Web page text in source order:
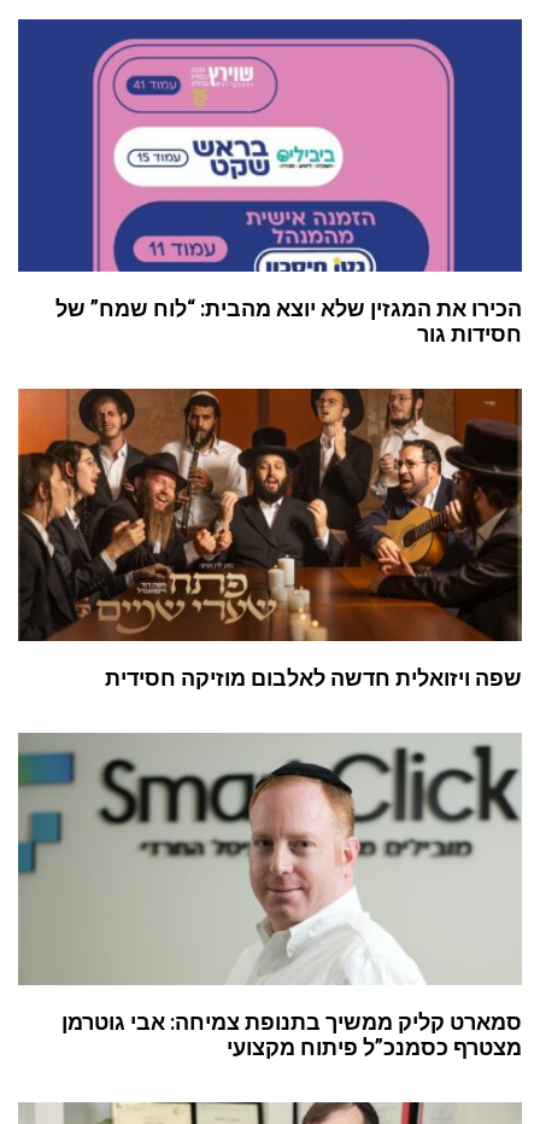
הכירו את המגזין שלא יוצא מהבית: “לוח שמח” של
חסידות גור
שפה ויזואלית חדשה לאלבום מוזיקה חסידית
סמארט קליק ממשיך בתנופת צמיחה: אבי גוטרמן
מצטרף כסמנכ”ל פיתוח מקצועי